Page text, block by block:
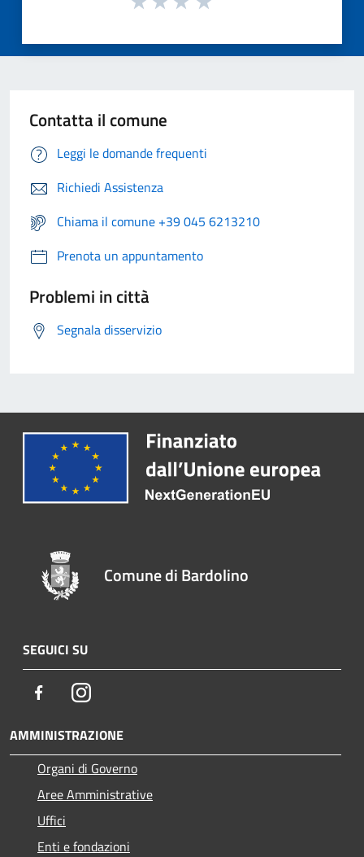
Contatta il comune
Leggi le domande frequenti
Richiedi Assistenza
Chiama il comune +39 045 6213210
Prenota un appuntamento
Problemi in città
Segnala disservizio
Comune di Bardolino
SEGUICI SU
FacebookInstagram
AMMINISTRAZIONE
Organi di Governo
Aree Amministrative
Uffici
Enti e fondazioni